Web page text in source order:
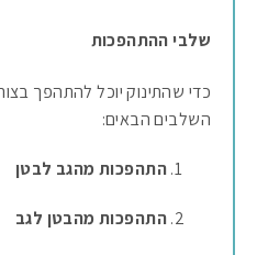
שלבי ההתהפכות
כדי שהתינוק יוכל להתהפך
השלבים הבאים:
התהפכות מהגב לבטן
התהפכות מהבטן לגב